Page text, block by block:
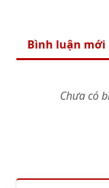
Bình luận mới
Chưa có